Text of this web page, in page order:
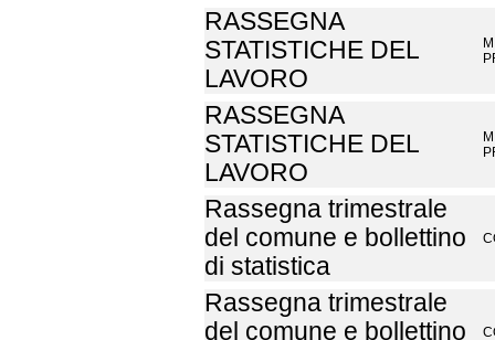
RASSEGNA
STATISTICHE DEL
LAVORO
RASSEGNA
STATISTICHE DEL
LAVORO
Rassegna trimestrale
del comune e bollettino
di statistica
Rassegna trimestrale
del comune e bollettino